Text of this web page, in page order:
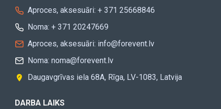
Aproces, aksesuāri: + 371 25668846
Noma: + 371 20247669
Aproces, aksesuāri: info@forevent.lv
Noma: noma@forevent.lv
Daugavgrīvas iela 68A, Rīga, LV-1083, Latvija
DARBA LAIKS